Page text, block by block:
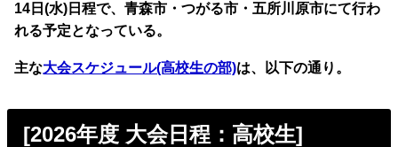
14日(水)日程で、青森市・つがる市・五所川原市にて行わ
れる予定となっている。
主な大会スケジュール(高校生の部)は、以下の通り。
[2026年度 大会日程：高校生]